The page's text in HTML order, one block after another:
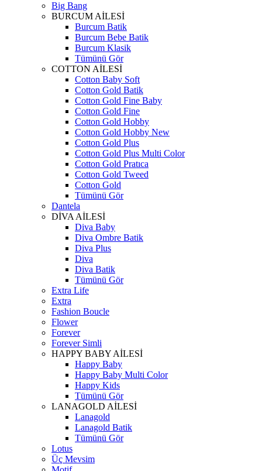
Big Bang
BURCUM AİLESİ
Burcum Batik
Burcum Bebe Batik
Burcum Klasik
Tümünü Gör
COTTON AİLESİ
Cotton Baby Soft
Cotton Gold Batik
Cotton Gold Fine Baby
Cotton Gold Fine
Cotton Gold Hobby
Cotton Gold Hobby New
Cotton Gold Plus
Cotton Gold Plus Multi Color
Cotton Gold Pratıca
Cotton Gold Tweed
Cotton Gold
Tümünü Gör
Dantela
DİVA AİLESİ
Diva Baby
Diva Ombre Batik
Diva Plus
Diva
Diva Batik
Tümünü Gör
Extra Life
Extra
Fashion Boucle
Flower
Forever
Forever Simli
HAPPY BABY AİLESİ
Happy Baby
Happy Baby Multi Color
Happy Kids
Tümünü Gör
LANAGOLD AİLESİ
Lanagold
Lanagold Batik
Tümünü Gör
Lotus
Üç Mevsim